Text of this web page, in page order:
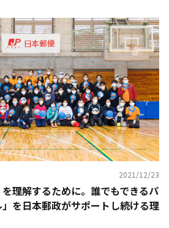
2021/12/23
理解するために。誰でもできるパ
を日本郵政がサポートし続ける理